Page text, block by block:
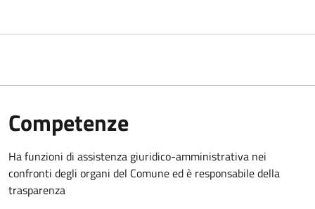
Competenze
Ha funzioni di assistenza giuridico-amministrativa nei
confronti degli organi del Comune ed è responsabile della
trasparenza